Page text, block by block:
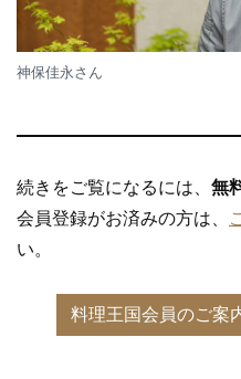
神保佳永さん
続きをご覧になるには、 無
会員登録がお済みの方は、
い。